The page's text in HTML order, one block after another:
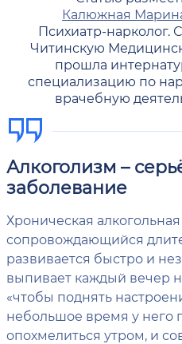
Калюжная
Психиатр-нарколог.
Читинскую
прошла
специализацию по
врачебную
Алкоголизм –
заболевание
Хроническая
сопровождающийся
развивается быстро и
выпивает каждый вечер
«чтобы поднять
небольшое время у него
опохмелиться утром, и